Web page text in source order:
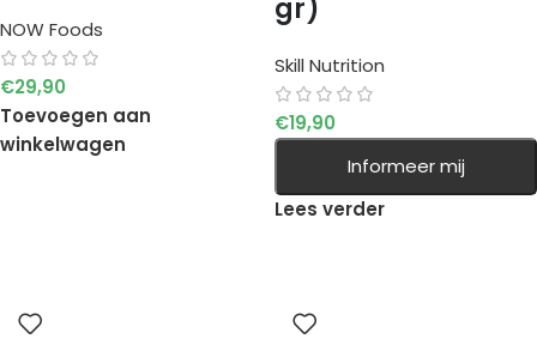
NOW Foods
€29,90
Toevoegen aan
winkelwagen
gr)
Skill Nutrition
€19,90
Informeer mij
Lees verder